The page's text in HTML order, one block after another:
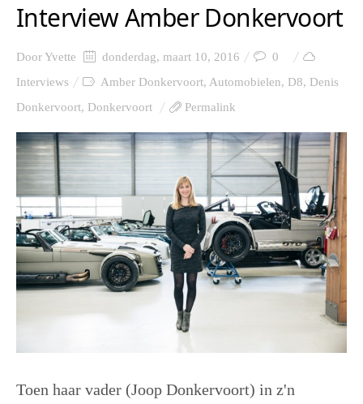
Interview Amber Donkervoort
DoorYvette donderdag, maart 10, 2016
0
Interviews
Amber Donkervoort, Automobielen, D8, Denis
Donkervoort, Donkervoort Permalink
Toen haar vader (Joop Donkervoort) in z'n